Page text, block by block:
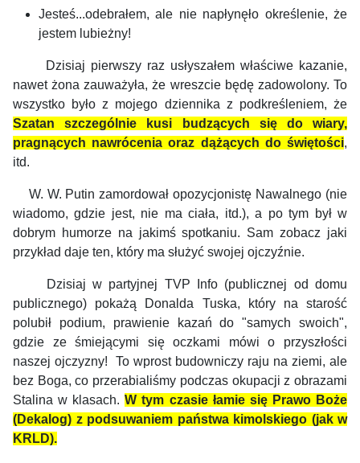
Jesteś...odebrałem, ale nie napłynęło określenie, że
jestem lubieżny!
Dzisiaj pierwszy raz usłyszałem właściwe kazanie,
nawet żona zauważyła, że wreszcie będę zadowolony. To
wszystko było z mojego dziennika z podkreśleniem, że
Szatan szczególnie kusi budzących się do wiary,
pragnących nawrócenia oraz dążących do świętości,
itd.
W. W. Putin zamordował opozycjonistę Nawalnego (nie
wiadomo, gdzie jest, nie ma ciała, itd.), a po tym był w
dobrym humorze na jakimś spotkaniu. Sam zobacz jaki
przykład daje ten, który ma służyć swojej ojczyźnie.
Dzisiaj w partyjnej TVP Info (publicznej od domu
publicznego) pokażą Donalda Tuska, który na starość
polubił podium, prawienie kazań do "samych swoich",
gdzie ze śmiejącymi się oczkami mówi o przyszłości
naszej ojczyzny! To wprost budowniczy raju na ziemi, ale
bez Boga, co przerabialiśmy podczas okupacji z obrazami
Stalina w klasach.W tym czasie łamie się Prawo Boże
(Dekalog) z podsuwaniem państwa kimolskiego (jak w
KRLD).